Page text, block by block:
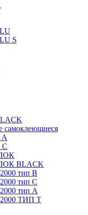
S
самоклеющиеся
С
BLACK
тип B
тип C
тип А
ТИП Т